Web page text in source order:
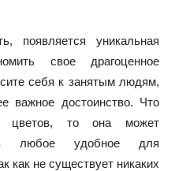
появляется уникальная
свое драгоценное
себя к занятым людям,
важное достоинство. Что
цветов, то она может
в любое удобное для
как не существует никаких